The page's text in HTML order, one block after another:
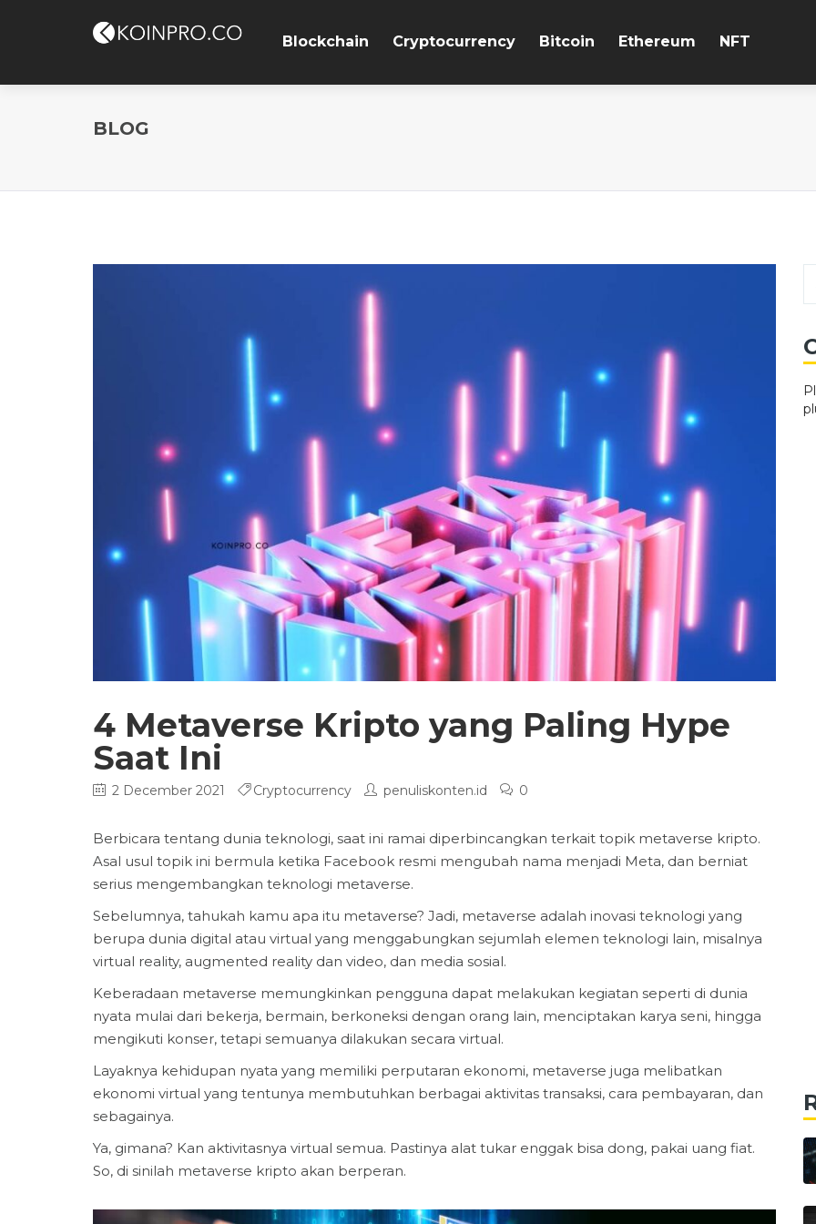
Blockchain Cryptocurrency Bitcoin Ethereum NFT
BLOG
4 Metaverse Kripto yang Paling Hype
Saat Ini
2 December 2021 Cryptocurrency penuliskonten.id 0
Berbicara tentang dunia teknologi, saat ini ramai diperbincangkan terkait topik metaverse kripto.
Asal usul topik ini bermula ketika Facebook resmi mengubah nama menjadi Meta, dan berniat
serius mengembangkan teknologi metaverse.
Sebelumnya, tahukah kamu apa itu metaverse? Jadi, metaverse adalah inovasi teknologi yang
berupa dunia digital atau virtual yang menggabungkan sejumlah elemen teknologi lain, misalnya
virtual reality, augmented reality dan video, dan media sosial.
Keberadaan metaverse memungkinkan pengguna dapat melakukan kegiatan seperti di dunia
nyata mulai dari bekerja, bermain, berkoneksi dengan orang lain, menciptakan karya seni, hingga
mengikuti konser, tetapi semuanya dilakukan secara virtual.
Layaknya kehidupan nyata yang memiliki perputaran ekonomi, metaverse juga melibatkan
ekonomi virtual yang tentunya membutuhkan berbagai aktivitas transaksi, cara pembayaran, dan
sebagainya.
Ya, gimana? Kan aktivitasnya virtual semua. Pastinya alat tukar enggak bisa dong, pakai uang fiat.
So, di sinilah metaverse kripto akan berperan.